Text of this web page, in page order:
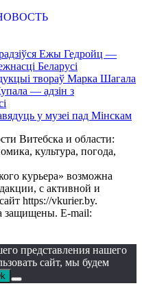
Ежы Гедройц —
Беларусі
твораў Марка Шагала
— адзін з
у музеі пад Мінскам
Витебска и области:
культура, погода,
курьера» возможна
с активной и
https://vkurier.by.
защищены. E-mail:
представления нашего
сайт, мы будем